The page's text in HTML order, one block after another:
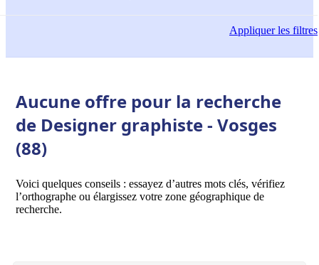
Appliquerles filtres
Aucune offre pour la recherche
de Designer graphiste - Vosges
(88)
Voici quelques conseils : essayez d’autres mots clés, vérifiez
l’orthographe ou élargissez votre zone géographique de
recherche.